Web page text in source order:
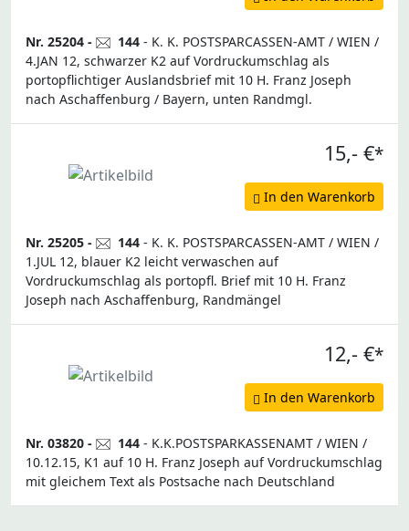
Nr. 25204 - 144 - K. K. POSTSPARCASSEN-AMT / WIEN /
4.JAN 12, schwarzer K2 auf Vordruckumschlag als
portopflichtiger Auslandsbrief mit 10 H. Franz Joseph
nach Aschaffenburg / Bayern, unten Randmgl.
15,- €*
In den Warenkorb
Nr. 25205 - 144 - K. K. POSTSPARCASSEN-AMT / WIEN /
1.JUL 12, blauer K2 leicht verwaschen auf
Vordruckumschlag als portopfl. Brief mit 10 H. Franz
Joseph nach Aschaffenburg, Randmängel
12,- €*
In den Warenkorb
Nr. 03820 - 144 - K.K.POSTSPARKASSENAMT / WIEN /
10.12.15, K1 auf 10 H. Franz Joseph auf Vordruckumschlag
mit gleichem Text als Postsache nach Deutschland